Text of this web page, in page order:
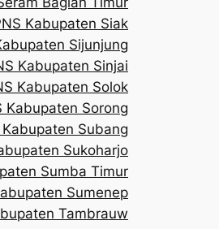
Kabupaten Siak
Sijunjung
Kabupaten Sinjai
Kabupaten Solok
Kabupaten Sorong
Subang
Sukoharjo
Sumba Timur
Sumenep
Tambrauw